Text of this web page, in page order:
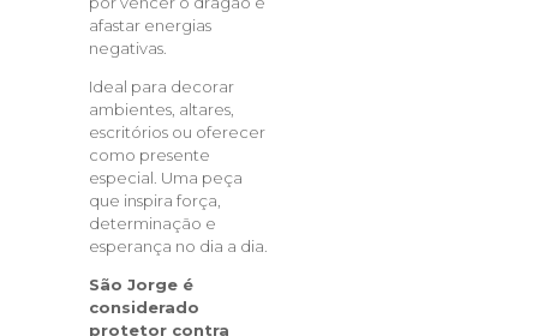
afastar energias
negativas.
Ideal para decorar
ambientes, altares,
escritórios ou oferecer
como presente
especial. Uma peça
que inspira força,
determinação e
esperança no dia a dia.
São Jorge é
considerado
protetor contra